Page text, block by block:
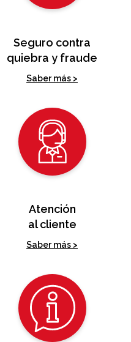
Seguro contra
Saber más >
Atención
Saber más >